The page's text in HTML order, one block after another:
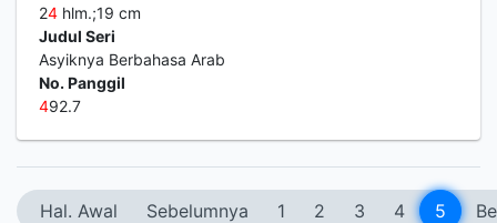
24 hlm.;19 cm
Judul Seri
Asyiknya Berbahasa Arab
No. Panggil
492.7
Hal. Awal Sebelumnya 1 2 3 4 5